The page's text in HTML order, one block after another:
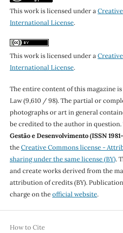
This work is licensed under a
International License.
This work is licensed under a
International License.
The entire content of this magazine
Law (9,610 / 98). The partial or
photographs or art in general
be credited to the author in question.
Gestão e Desenvolvimento (ISSN
theCreative Commons license -
sharing under the same license (BY).
and create works derived from the
attribution of credits (BY).
charge on theofficial website.
How to Cite